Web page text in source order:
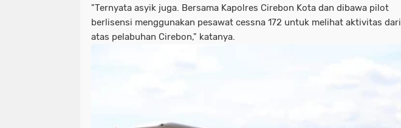
"Ternyata asyik juga. Bersama Kapolres Cirebon Kota dan dibawa pilot
berlisensi menggunakan pesawat cessna 172 untuk melihat aktivitas dari
atas pelabuhan Cirebon," katanya.